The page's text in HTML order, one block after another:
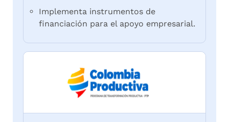
Implementa instrumentos de
financiación para el apoyo empresarial.